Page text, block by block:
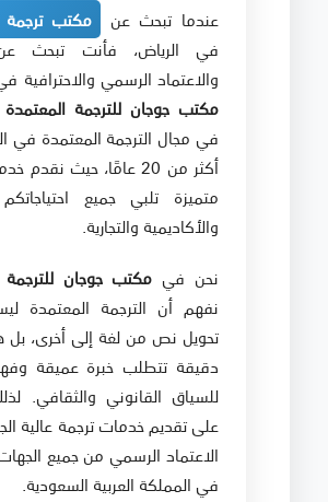
عندما تبحث عن
مكتب
في الرياض، فأنت تبحث
والاعتماد الرسمي والاحترافية
مكتب جوجان للترجمة المعتمدة
في مجال الترجمة المعتمدة في
أكثر من 20 عامًا، حيث
متميزة تلبي جميع
والأكاديمية والتجارية.
نحن في مكتب جوجان للترجمة
نفهم أن الترجمة المعتمدة
تحويل نص من لغة إلى أخرى،
دقيقة تتطلب خبرة عميقة
للسياق القانوني والثقافي.
على تقديم خدمات ترجمة عالية
الاعتماد الرسمي من جميع
في المملكة العربية السعودية.